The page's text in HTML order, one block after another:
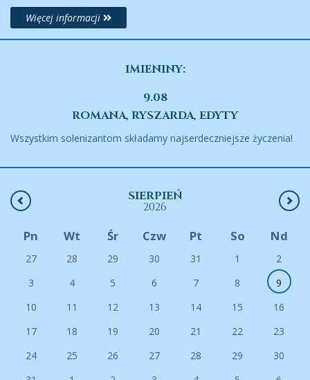
Więcej informacji
IMIENINY:
9.08
ROMANA, RYSZARDA, EDYTY
Wszystkim solenizantom składamy najserdeczniejsze życzenia!
SIERPIEŃ
2026
Pn Wt Śr Czw Pt So Nd
27 28 29 30 31 1
2
3
4 5 6 7 8
9
10
11 12 13 14 15
16
17
18 19 20 21 22
23
24
25 26 27 28 29
30